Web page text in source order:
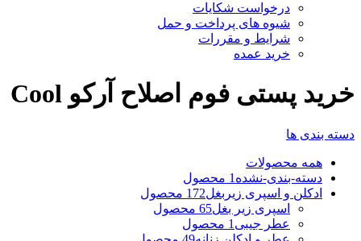
درخواست شکایات
شیوه های پرداخت و حمل
شرایط و مقررات
خرید عمده
خرید پستی فوم اصلاح آرکو Cool
دسته بندی ها
همه محصولات
دسته-بندی-نشده 1 محصول
ادکلن و اسپری زیربغل172 محصول
اسپری زیر بغل65 محصول
عطر جیبی 1 محصول